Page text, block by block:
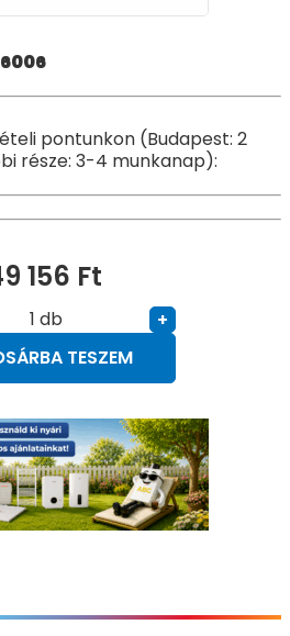
pontunkon (Budapest: 2
része: 3-4 munkanap):
156 Ft
db
+
TESZEM